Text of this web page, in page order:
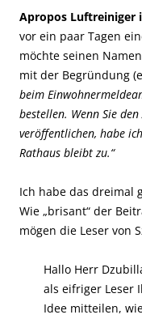
Apropos Luftreiniger
vor ein paar Tagen
möchte seinen
mit der Begründung
beim
bestellen. Wenn Sie
veröffentlichen, habe
Rathaus bleibt zu.“
Ich habe das dreimal
Wie „brisant“ der
mögen die Leser von
Hallo Herr
als eifriger Leser
Idee mitteilen,